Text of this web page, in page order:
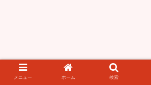
メニュー ホーム 検索